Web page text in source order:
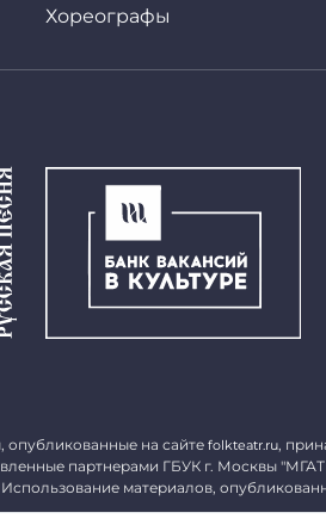
Хореографы
опубликованные на сайте folkteatr.ru,
партнерами ГБУК г. Москвы
материалов,